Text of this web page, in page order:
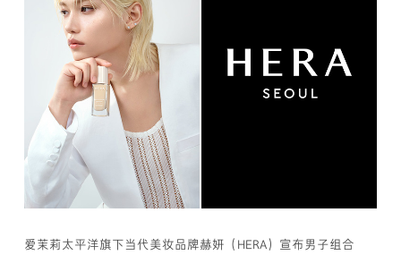
爱茉莉太平洋旗下当代美妆品牌赫妍（HERA）宣布男子组合